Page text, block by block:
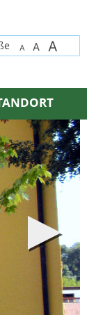
A A A